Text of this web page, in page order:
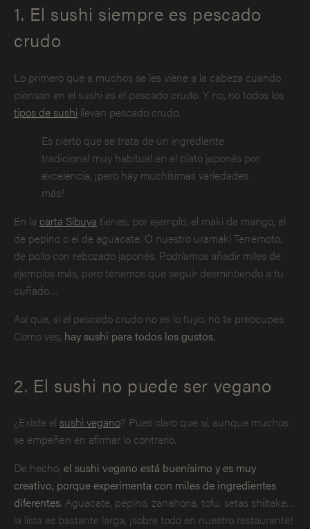
1. El sushi siempre es pescado
crudo
Lo primero que a muchos se les viene a la cabeza cuando
piensan en el sushi es el pescado crudo. Y no, no todos los
tipos de sushi llevan pescado crudo.
Es cierto que se trata de un ingrediente
tradicional muy habitual en el plato japonés por
excelencia, ¡pero hay muchísimas variedades
más!
En la carta Sibuya tienes, por ejemplo, el maki de mango, el
de pepino o el de aguacate. O nuestro uramaki Terremoto,
de pollo con rebozado japonés. Podríamos añadir miles de
ejemplos más, pero tenemos que seguir desmintiendo a tu
cuñado…
Así que, si el pescado crudo no es lo tuyo, no te preocupes.
Como ves, hay sushi para todos los gustos.
2. El sushi no puede ser vegano
¿Existe el sushi vegano? Pues claro que sí, aunque muchos
se empeñen en afirmar lo contrario.
De hecho, el sushi vegano está buenísimo y es muy
creativo, porque experimenta con miles de ingredientes
diferentes. Aguacate, pepino, zanahoria, tofu, setas shiitake…
la lista es bastante larga, ¡sobre todo en nuestro restaurante!